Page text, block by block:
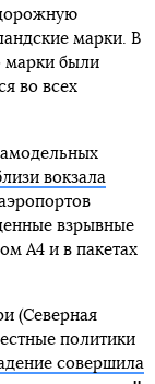
марки. В
марки были
во всех
вокзала
взрывные
А4 и в пакетах
(Северная
политики
совершила